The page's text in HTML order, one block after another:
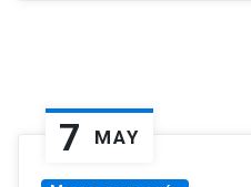
7 MAY